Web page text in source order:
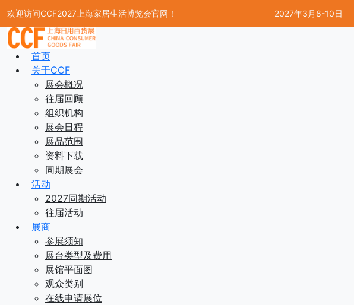
欢迎访问CCF2027上海家居生活博览会官网！ 2027年3月8-10日
首页
关于CCF
展会概况
往届回顾
组织机构
展会日程
展品范围
资料下载
同期展会
活动
2027同期活动
往届活动
展商
参展须知
展台类型及费用
展馆平面图
观众类别
在线申请展位